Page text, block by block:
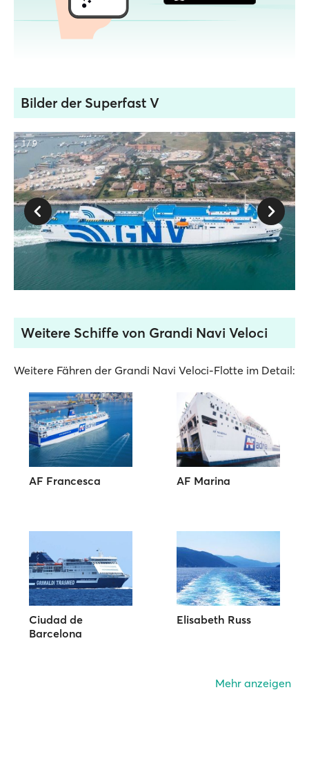
Bilder der Superfast V
1 / 9
Weitere Schiffe von Grandi Navi Veloci
Weitere Fähren der Grandi Navi Veloci-Flotte im Detail:
AF Francesca AF Marina
Ciudad de
Barcelona
Elisabeth Russ
Mehr anzeigen